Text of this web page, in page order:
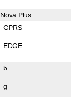
Nova Plus
GPRS
EDGE
b
g